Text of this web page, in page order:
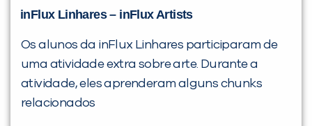
inFlux Linhares – inFlux Artists
Os alunos da inFlux Linhares participaram de
uma atividade extra sobre arte. Durante a
atividade, eles aprenderam alguns chunks
relacionados